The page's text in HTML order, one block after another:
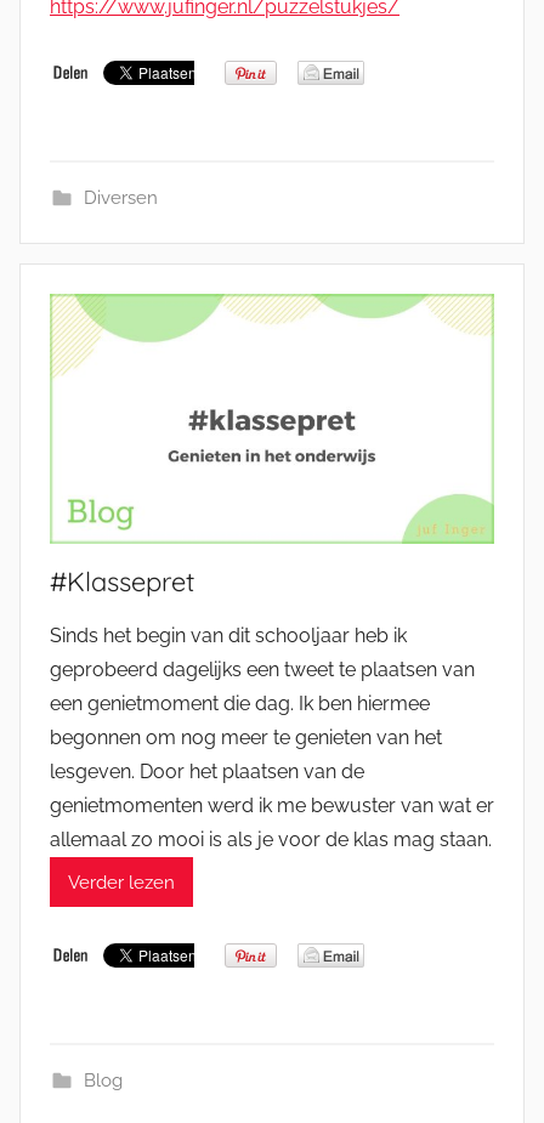
https://www.jufinger.nl/puzzelstukjes/
Diversen
#Klassepret
Sinds het begin van dit schooljaar heb ik
geprobeerd dagelijks een tweet te plaatsen van
een genietmoment die dag. Ik ben hiermee
begonnen om nog meer te genieten van het
lesgeven. Door het plaatsen van de
genietmomenten werd ik me bewuster van wat er
allemaal zo mooi is als je voor de klas mag staan.
Verder lezen
Blog